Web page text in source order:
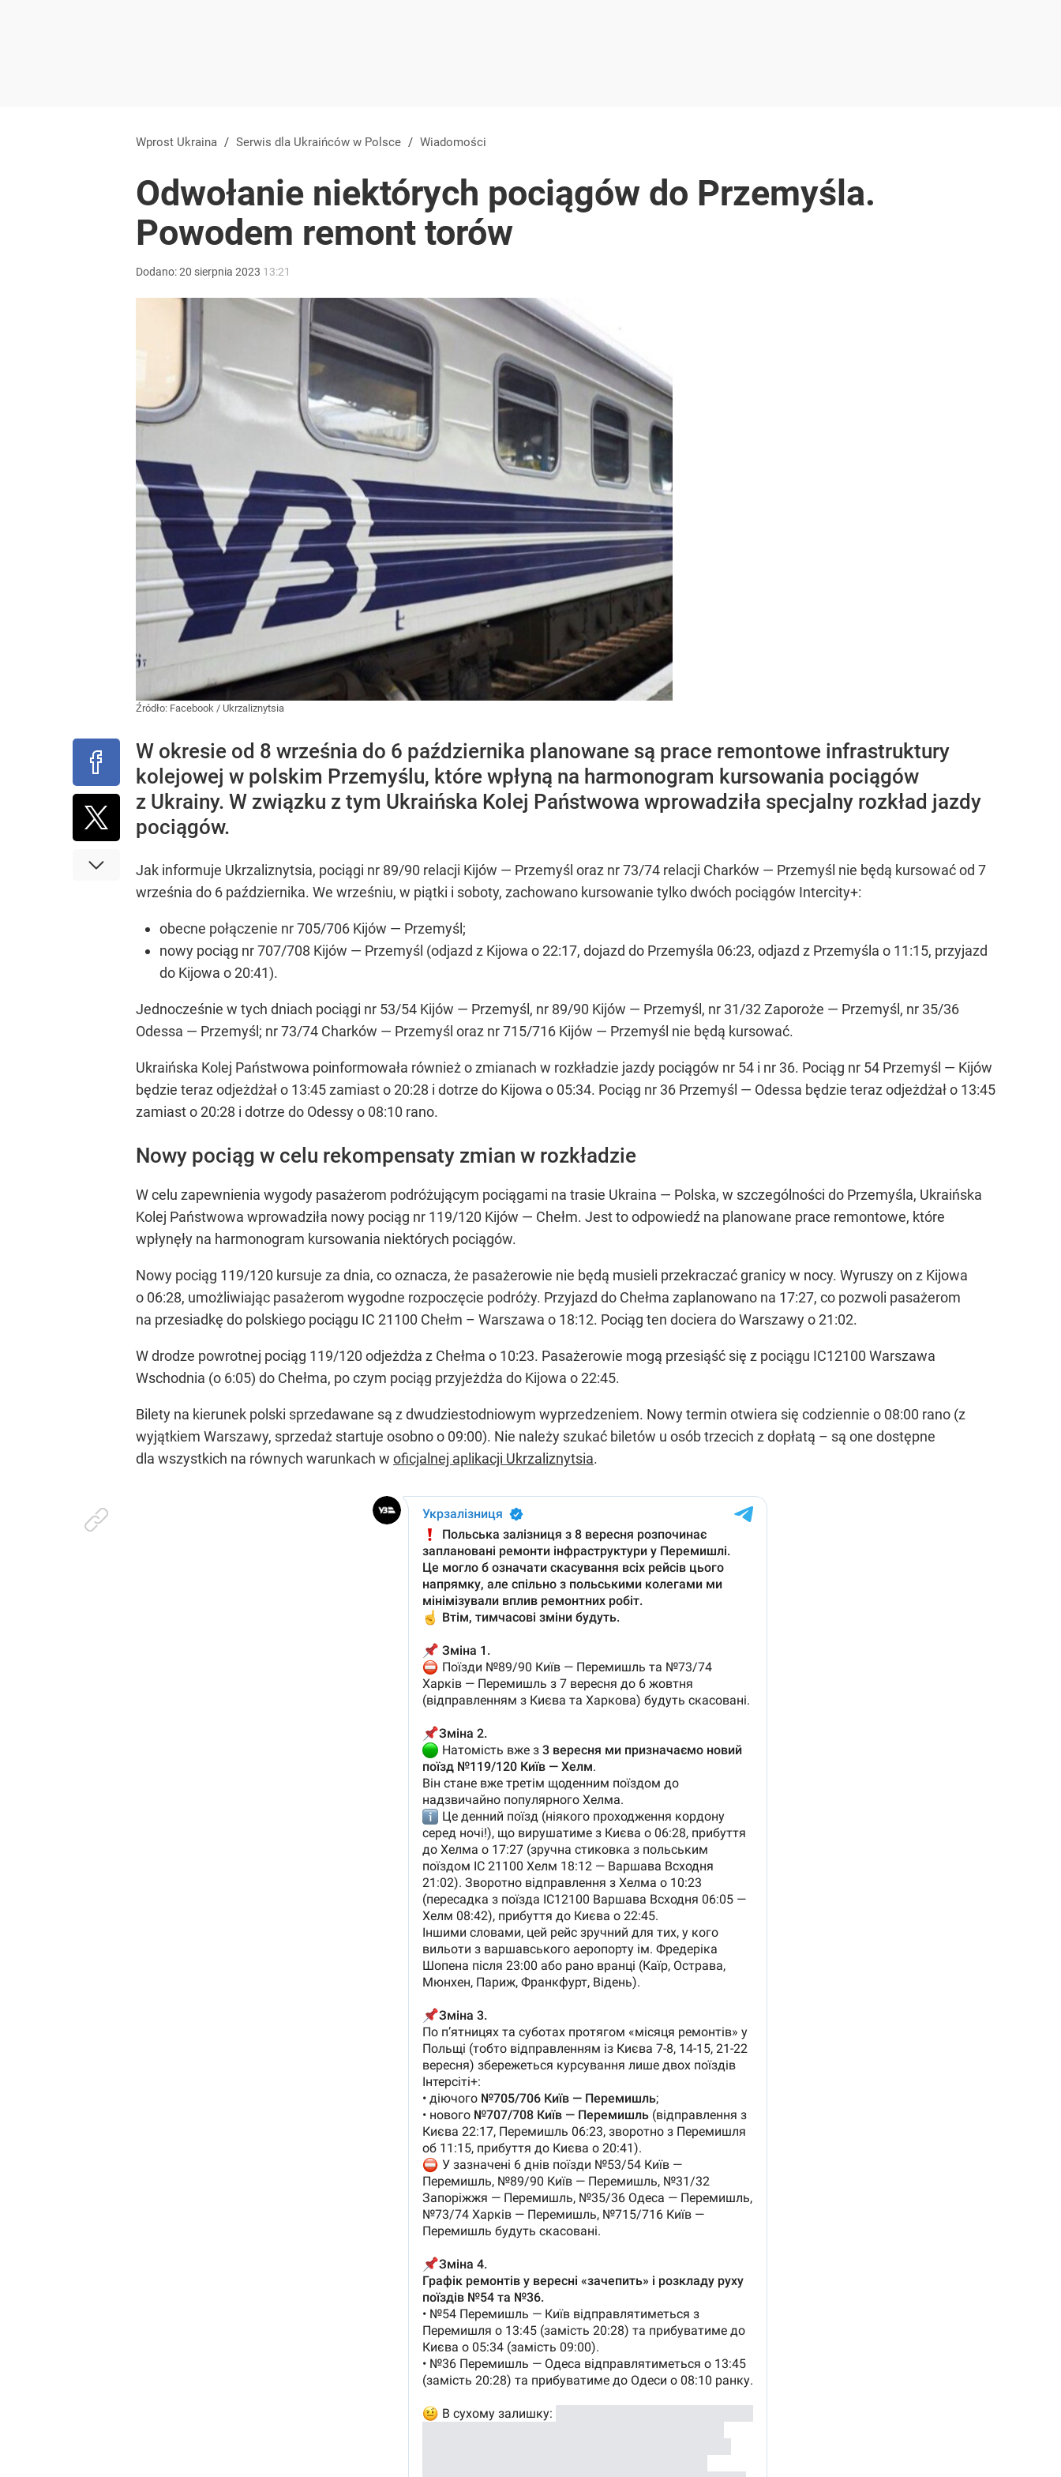
Wprost Ukraina / Serwis dla Ukraińców w Polsce / Wiadomości
Odwołanie niektórych pociągów do Przemyśla.
Powodem remont torów
Dodano:20 sierpnia 2023 13:21
Źródło: Facebook / Ukrzaliznytsia
W okresie od 8 września do 6 października planowane są prace remontowe infrastruktury
kolejowej w polskim Przemyślu, które wpłyną na harmonogram kursowania pociągów
z Ukrainy. W związku z tym Ukraińska Kolej Państwowa wprowadziła specjalny rozkład jazdy
pociągów.
Jak informuje Ukrzaliznytsia, pociągi nr 89/90 relacji Kijów — Przemyśl oraz nr 73/74 relacji Charków — Przemyśl nie będą kursować od 7
września do 6 października. We wrześniu, w piątki i soboty, zachowano kursowanie tylko dwóch pociągów Intercity+:
obecne połączenie nr 705/706 Kijów — Przemyśl;
nowy pociąg nr 707/708 Kijów — Przemyśl (odjazd z Kijowa o 22:17, dojazd do Przemyśla 06:23, odjazd z Przemyśla o 11:15, przyjazd
do Kijowa o 20:41).
Jednocześnie w tych dniach pociągi nr 53/54 Kijów — Przemyśl, nr 89/90 Kijów — Przemyśl, nr 31/32 Zaporoże — Przemyśl, nr 35/36
Odessa — Przemyśl; nr 73/74 Charków — Przemyśl oraz nr 715/716 Kijów — Przemyśl nie będą kursować.
Ukraińska Kolej Państwowa poinformowała również o zmianach w rozkładzie jazdy pociągów nr 54 i nr 36. Pociąg nr 54 Przemyśl — Kijów
będzie teraz odjeżdżał o 13:45 zamiast o 20:28 i dotrze do Kijowa o 05:34. Pociąg nr 36 Przemyśl — Odessa będzie teraz odjeżdżał o 13:45
zamiast o 20:28 i dotrze do Odessy o 08:10 rano.
Nowy pociąg w celu rekompensaty zmian w rozkładzie
W celu zapewnienia wygody pasażerom podróżującym pociągami na trasie Ukraina — Polska, w szczególności do Przemyśla, Ukraińska
Kolej Państwowa wprowadziła nowy pociąg nr 119/120 Kijów — Chełm. Jest to odpowiedź na planowane prace remontowe, które
wpłynęły na harmonogram kursowania niektórych pociągów.
Nowy pociąg 119/120 kursuje za dnia, co oznacza, że pasażerowie nie będą musieli przekraczać granicy w nocy. Wyruszy on z Kijowa
o 06:28, umożliwiając pasażerom wygodne rozpoczęcie podróży. Przyjazd do Chełma zaplanowano na 17:27, co pozwoli pasażerom
na przesiadkę do polskiego pociągu IC 21100 Chełm – Warszawa o 18:12. Pociąg ten dociera do Warszawy o 21:02.
W drodze powrotnej pociąg 119/120 odjeżdża z Chełma o 10:23. Pasażerowie mogą przesiąść się z pociągu IC12100 Warszawa
Wschodnia (o 6:05) do Chełma, po czym pociąg przyjeżdża do Kijowa o 22:45.
Bilety na kierunek polski sprzedawane są z dwudziestodniowym wyprzedzeniem. Nowy termin otwiera się codziennie o 08:00 rano (z
wyjątkiem Warszawy, sprzedaż startuje osobno o 09:00). Nie należy szukać biletów u osób trzecich z dopłatą – są one dostępne
dla wszystkich na równych warunkach w oficjalnej aplikacji Ukrzaliznytsia.